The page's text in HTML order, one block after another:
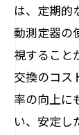
は、定期的
動測定器の
視すること
交換のコス
率の向上に
い、安定し